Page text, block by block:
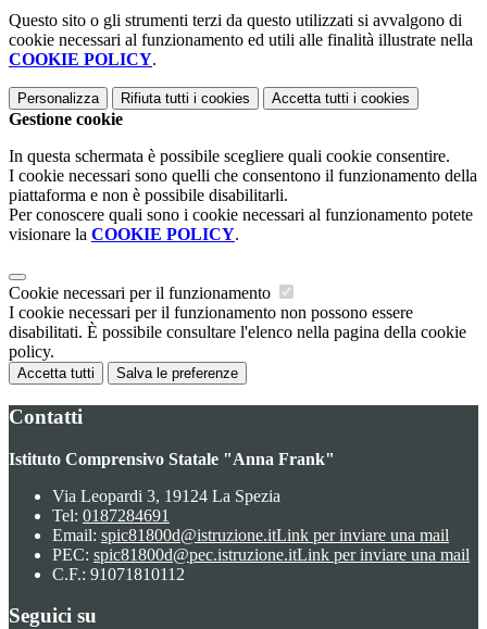
Questo sito o gli strumenti terzi da questo utilizzati si avvalgono di
cookie necessari al funzionamento ed utili alle finalità illustrate nella
COOKIE POLICY.
Personalizza Rifiuta tutti i cookies Accetta tutti i cookies
Gestione cookie
In questa schermata è possibile scegliere quali cookie consentire.
I cookie necessari sono quelli che consentono il funzionamento della
piattaforma e non è possibile disabilitarli.
Per conoscere quali sono i cookie necessari al funzionamento potete
visionare la COOKIE POLICY.
Cookie necessari per il funzionamento
I cookie necessari per il funzionamento non possono essere
disabilitati. È possibile consultare l'elenco nella pagina della cookie
policy.
Accetta tutti Salva le preferenze
Contatti
Istituto Comprensivo Statale "Anna Frank"
Via Leopardi 3, 19124 La Spezia
Tel: 0187284691
Email: spic81800d@istruzione.itLink per inviare una mail
PEC: spic81800d@pec.istruzione.itLink per inviare una mail
C.F.: 91071810112
Seguici su